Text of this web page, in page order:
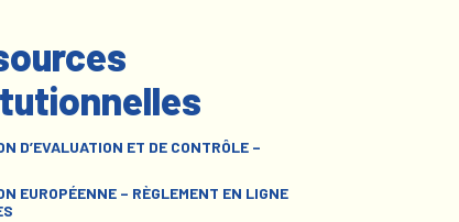
D’EVALUATION ET DE CONTRÔLE –
EUROPÉENNE – RÈGLEMENT EN LIGNE